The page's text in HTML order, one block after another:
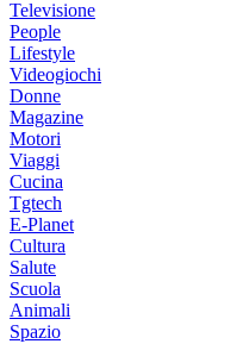
Televisione
People
Lifestyle
Videogiochi
Donne
Magazine
Motori
Viaggi
Cucina
Tgtech
E-Planet
Cultura
Salute
Scuola
Animali
Spazio